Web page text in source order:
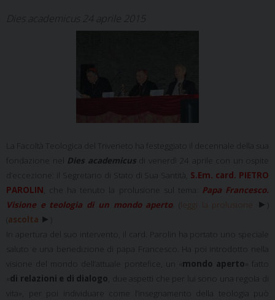
Dies academicus 24 aprile 2015
La Facoltà Teologica del Triveneto ha festeggiato il decennale della sua
fondazione nel
Dies academicus di venerdì 24 aprile
con un ospite
d’eccezione: il
Segretario di Stato di Sua Santità, S.Em. card. PIETRO
PAROLIN , che ha tenuto la prolusione sul tema: Papa Francesco.
Visione e teologia di un mondo aperto. ( leggi la prolusione ►
ascolta ►
In apertura del suo intervento, il card. Parolin ha portato uno speciale
saluto e una benedizione di papa Francesco. Ha poi introdotto nella
visione del mondo dell’attuale pontefice, un « mondo aperto » fatto
di relazioni e di dialogo , due aspetti che per lui sono una regola di
vita», per poi individuare come l’insegnamento della teologia può